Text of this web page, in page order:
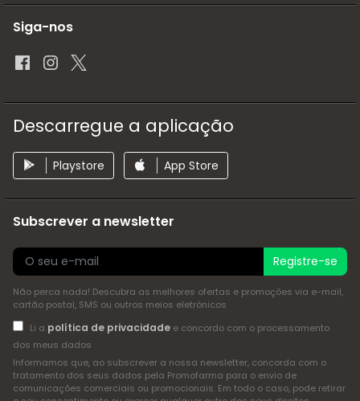
Siga-nos
Descarregue a aplicação
Playstore App Store
Subscrever a newsletter
Registre-se
Não perca nada! Descubra as melhores ofertas e promoções via e-mail,
cartão postal, SMS ou outros meios eletrónicos
Li a política de privacidadee concordo com o processamento
dos meus dados
Informamos que, ao subscrever a nossa newsletter, concorda com o
tratamento dos seus dados pela Promofarma para o envio de
comunicações comerciais ou promocionais. Em todo o caso, pode retirar